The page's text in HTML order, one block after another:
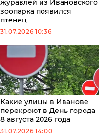
журавлей из Ивановского
зоопарка появился
птенец
31.07.2026 10:36
Какие улицы в Иванове
перекроют в День города
8 августа 2026 года
31.07.2026 14:00